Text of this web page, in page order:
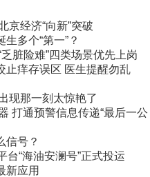
京经济“向新”突破
多个“第一”？
脏险难”四类场景优先上岗
止痒存误区 医生提醒勿乱
现那一刻太惊艳了
打通预警信息传递“最后一公
信号？
“海油安澜号”正式投运
新应用